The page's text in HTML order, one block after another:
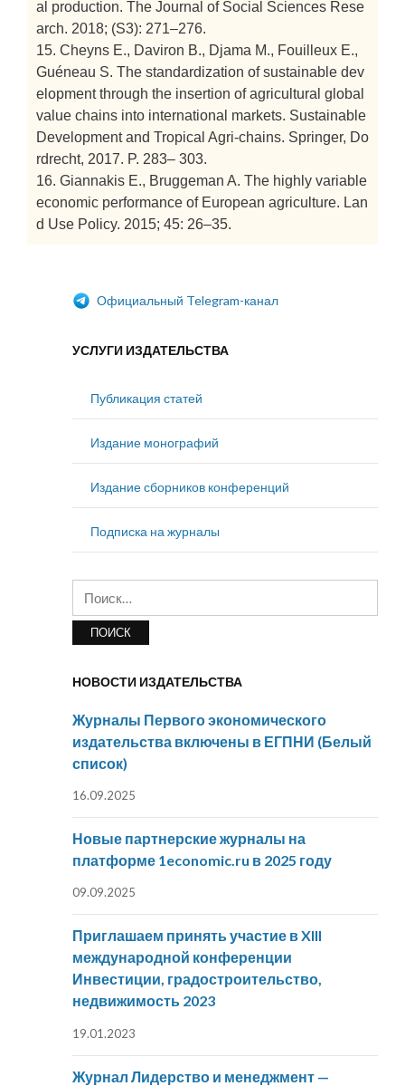
al production. The Journal of Social Sciences Rese
arch. 2018; (S3): 271–276.
15. Cheyns E., Daviron B., Djama M., Fouilleux E.,
Guéneau S. The standardization of sustainable dev
elopment through the insertion of agricultural global
value chains into international markets. Sustainable
Development and Tropical Agri-chains. Springer, Do
rdrecht, 2017. P. 283– 303.
16. Giannakis E., Bruggeman A. The highly variable
economic performance of European agriculture. Lan
d Use Policy. 2015; 45: 26–35.
Официальный Telegram-канал
УСЛУГИ ИЗДАТЕЛЬСТВА
Публикация статей
Издание монографий
Издание сборников конференций
Подписка на журналы
НОВОСТИ ИЗДАТЕЛЬСТВА
Журналы Первого экономического
издательства включены в ЕГПНИ (Белый
список)
16.09.2025
Новые партнерские журналы на
платформе 1economic.ru в 2025 году
09.09.2025
Приглашаем принять участие в XIII
международной конференции
Инвестиции, градостроительство,
недвижимость 2023
19.01.2023
Журнал Лидерство и менеджмент —